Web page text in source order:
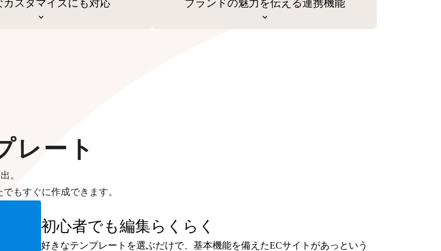
カスタマイズにも対応 ブランドの魅力を伝える連携機能
レート
。
もすぐに作成できます。
初心者でも編集らくらく
好きなテンプレートを選ぶだけで、基本機能を備えたECサイトがあっという